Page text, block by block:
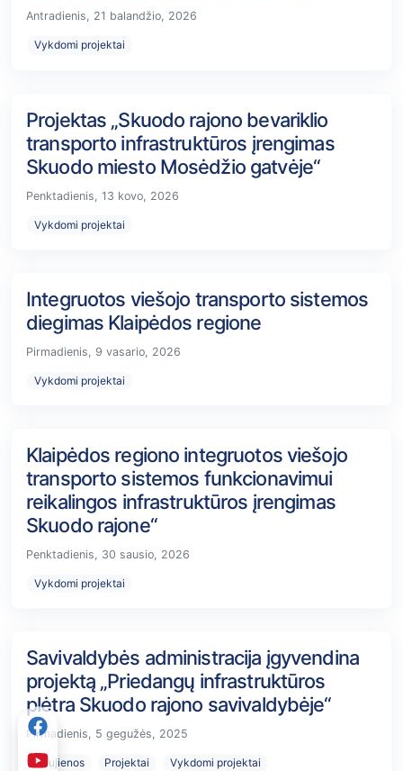
Antradienis, 21 balandžio, 2026
Vykdomi projektai
Projektas „Skuodo rajono bevariklio
transporto infrastruktūros įrengimas
Skuodo miesto Mosėdžio gatvėje“
Penktadienis, 13 kovo, 2026
Vykdomi projektai
Integruotos viešojo transporto sistemos
diegimas Klaipėdos regione
Pirmadienis, 9 vasario, 2026
Vykdomi projektai
Klaipėdos regiono integruotos viešojo
transporto sistemos funkcionavimui
reikalingos infrastruktūros įrengimas
Skuodo rajone“
Penktadienis, 30 sausio, 2026
Vykdomi projektai
Savivaldybės administracija įgyvendina
projektą „Priedangų infrastruktūros
plėtra Skuodo rajono savivaldybėje“
Pirmadienis, 5 gegužės, 2025
Naujienos Projektai Vykdomi projektai